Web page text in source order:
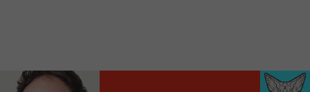
Audio
00:00 00:00